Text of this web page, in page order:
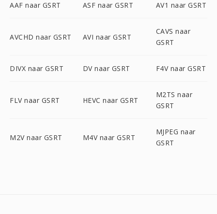
AAF naar GSRT ASF naar GSRT AV1 naar GSRT
AVCHD naar GSRT AVI naar GSRT
CAVS naar
GSRT
DIVX naar GSRT DV naar GSRT F4V naar GSRT
FLV naar GSRT HEVC naar GSRT
M2TS naar
GSRT
M2V naar GSRT M4V naar GSRT
MJPEG naar
GSRT